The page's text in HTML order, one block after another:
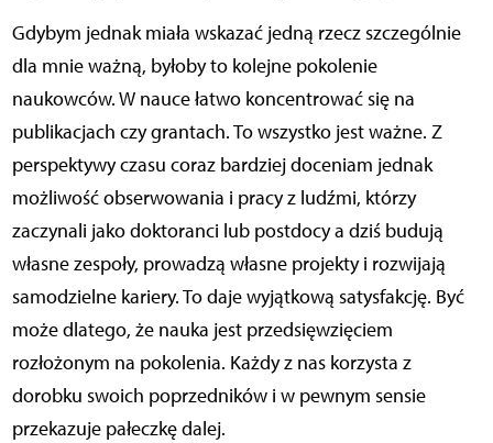
Gdybym jednak miała wskazać jedną rzecz szczególnie
dla mnie ważną, byłoby to kolejne pokolenie
naukowców. W nauce łatwo koncentrować się na
publikacjach czy grantach. To wszystko jest ważne. Z
perspektywy czasu coraz bardziej doceniam jednak
możliwość obserwowania i pracy z ludźmi, którzy
zaczynali jako doktoranci lub postdocy a dziś budują
własne zespoły, prowadzą własne projekty i rozwijają
samodzielne kariery. To daje wyjątkową satysfakcję. Być
może dlatego, że nauka jest przedsięwzięciem
rozłożonym na pokolenia. Każdy z nas korzysta z
dorobku swoich poprzedników i w pewnym sensie
przekazuje pałeczkę dalej.